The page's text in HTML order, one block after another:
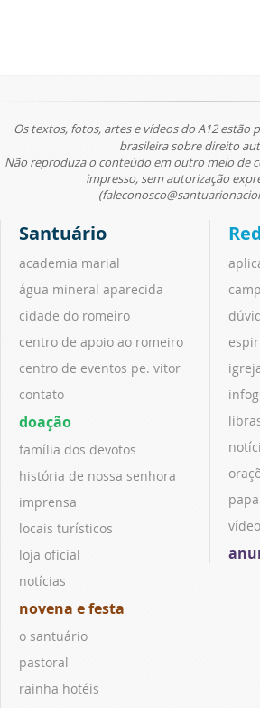
Os textos, fotos, artes e vídeos do A12 estão
brasileira sobre direito
Não reproduza o conteúdo em outro meio de
impresso, sem autorização
Santuário
academia marial
água mineral aparecida
cidade do romeiro
centro de apoio ao romeiro
centro de eventos pe. vitor
contato
doação
família dos devotos
história de nossa senhora
imprensa
locais turísticos
loja oficial
notícias
novena e festa
o santuário
pastoral
rainha hotéis
papa